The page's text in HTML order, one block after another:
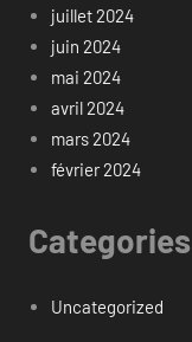
juillet 2024
juin 2024
mai 2024
avril 2024
mars 2024
février 2024
Categories
Uncategorized